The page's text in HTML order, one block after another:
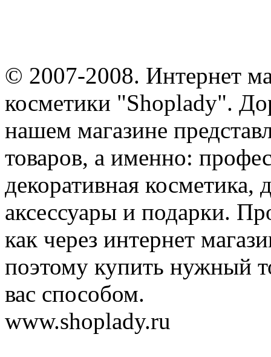
© 2007-2008. Интернет
косметики "Shoplady".
нашем магазине
товаров, а именно:
декоративная косметика,
аксессуары и подарки.
как через интернет
поэтому купить нужный
вас способом.
www.shoplady.ru